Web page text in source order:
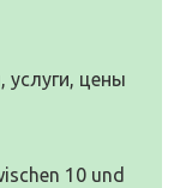
цены
10 und